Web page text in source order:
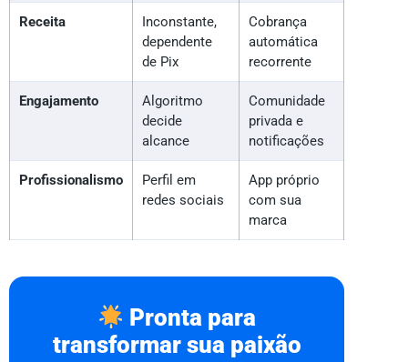
Receita
Inconstante,
dependente
de Pix
Cobrança
automática
recorrente
Engajamento
Algoritmo
decide
alcance
Comunidade
privada e
notificações
Profissionalismo
Perfil em
redes sociais
App próprio
com sua
marca
Pronta para
transformar sua paixão